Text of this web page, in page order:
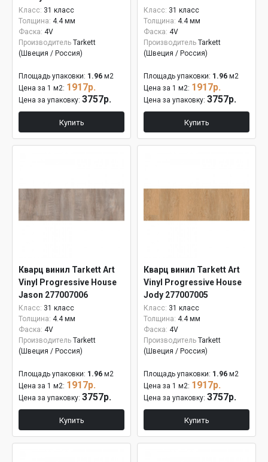
Класс: 31 класс
Толщина: 4.4 мм
Фаска: 4V
Производитель Tarkett
(Швеция / Россия)
Площадь упаковки: 1.96 м2
Цена за 1 м2: 1917р.
Цена за упаковку: 3757р.
Купить
Класс: 31 класс
Толщина: 4.4 мм
Фаска: 4V
Производитель Tarkett
(Швеция / Россия)
Площадь упаковки: 1.96 м2
Цена за 1 м2: 1917р.
Цена за упаковку: 3757р.
Купить
Кварц винил Tarkett Art
Vinyl Progressive House
Jason 277007006
Класс: 31 класс
Толщина: 4.4 мм
Фаска: 4V
Производитель Tarkett
(Швеция / Россия)
Площадь упаковки: 1.96 м2
Цена за 1 м2: 1917р.
Цена за упаковку: 3757р.
Купить
Кварц винил Tarkett Art
Vinyl Progressive House
Jody 277007005
Класс: 31 класс
Толщина: 4.4 мм
Фаска: 4V
Производитель Tarkett
(Швеция / Россия)
Площадь упаковки: 1.96 м2
Цена за 1 м2: 1917р.
Цена за упаковку: 3757р.
Купить